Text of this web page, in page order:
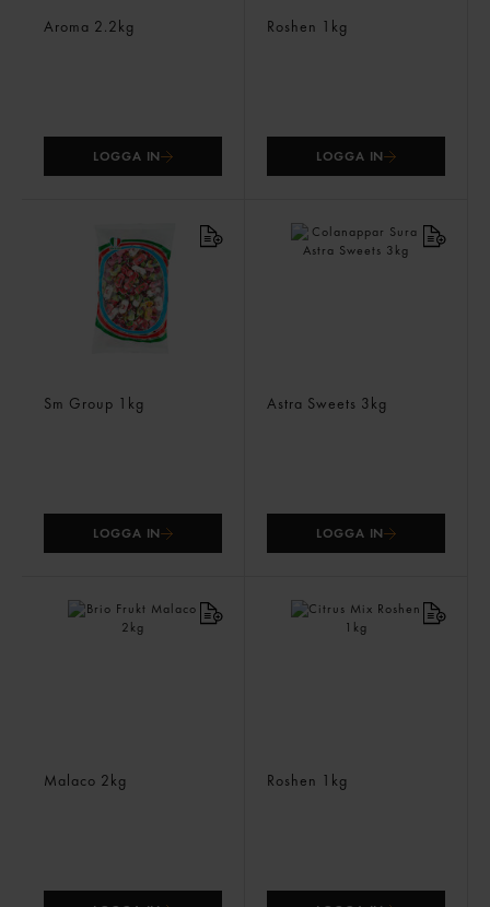
Aroma 2.2kg
LOGGA IN
Roshen 1kg
LOGGA IN
Sm Group 1kg
LOGGA IN
Astra Sweets 3kg
LOGGA IN
Malaco 2kg Roshen 1kg